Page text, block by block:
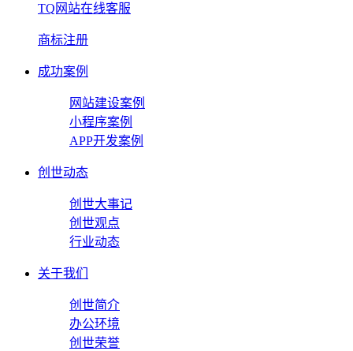
TQ网站在线客服
商标注册
成功案例
网站建设案例
小程序案例
APP开发案例
创世动态
创世大事记
创世观点
行业动态
关于我们
创世简介
办公环境
创世荣誉